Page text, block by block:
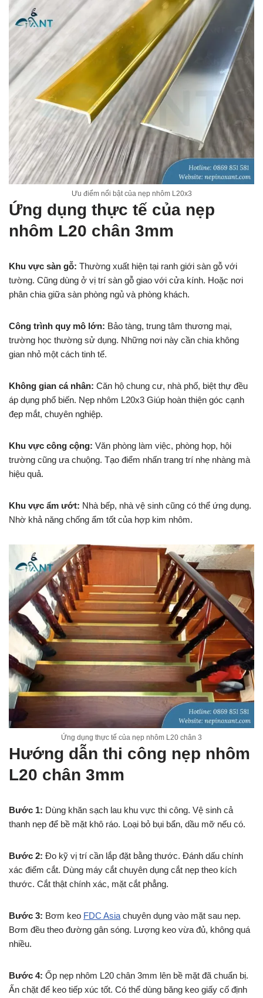
Ưu điểm nổi bật của nẹp nhôm L20x3
Ứng dụng thực tế của nẹp
nhôm L20 chân 3mm
Khu vực sàn gỗ: Thường xuất hiện tại ranh giới sàn gỗ với
tường. Cũng dùng ở vị trí sàn gỗ giao với cửa kính. Hoặc nơi
phân chia giữa sàn phòng ngủ và phòng khách.
Công trình quy mô lớn: Bảo tàng, trung tâm thương mại,
trường học thường sử dụng. Những nơi này cần chia không
gian nhỏ một cách tinh tế.
Không gian cá nhân: Căn hộ chung cư, nhà phố, biệt thự đều
áp dụng phổ biến. Nẹp nhôm L20x3 Giúp hoàn thiện góc cạnh
đẹp mắt, chuyên nghiệp.
Khu vực công cộng: Văn phòng làm việc, phòng họp, hội
trường cũng ưa chuộng. Tạo điểm nhấn trang trí nhẹ nhàng mà
hiệu quả.
Khu vực ẩm ướt: Nhà bếp, nhà vệ sinh cũng có thể ứng dụng.
Nhờ khả năng chống ẩm tốt của hợp kim nhôm.
Ứng dụng thực tế của nẹp nhôm L20 chân 3
Hướng dẫn thi công nẹp nhôm
L20 chân 3mm
Bước 1: Dùng khăn sạch lau khu vực thi công. Vệ sinh cả
thanh nẹp để bề mặt khô ráo. Loại bỏ bụi bẩn, dầu mỡ nếu có.
Bước 2: Đo kỹ vị trí cần lắp đặt bằng thước. Đánh dấu chính
xác điểm cắt. Dùng máy cắt chuyên dụng cắt nẹp theo kích
thước. Cắt thật chính xác, mặt cắt phẳng.
Bước 3: Bơm keo FDC Asia chuyên dụng vào mặt sau nẹp.
Bơm đều theo đường gân sóng. Lượng keo vừa đủ, không quá
nhiều.
Bước 4: Ốp nẹp nhôm L20 chân 3mm lên bề mặt đã chuẩn bị.
Ấn chặt để keo tiếp xúc tốt. Có thể dùng băng keo giấy cố định